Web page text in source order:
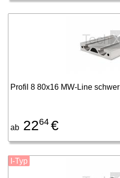
Profil 8 80x16 MW-Line schwer
ab 2264 €
I-Typ